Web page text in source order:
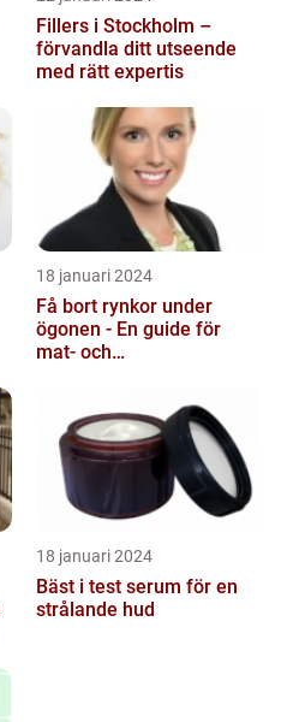
Fillers i Stockholm –
förvandla ditt utseende
med rätt expertis
18 januari 2024
Få bort rynkor under
ögonen - En guide för
mat- och
18 januari 2024
Bäst i test serum för en
strålande hud